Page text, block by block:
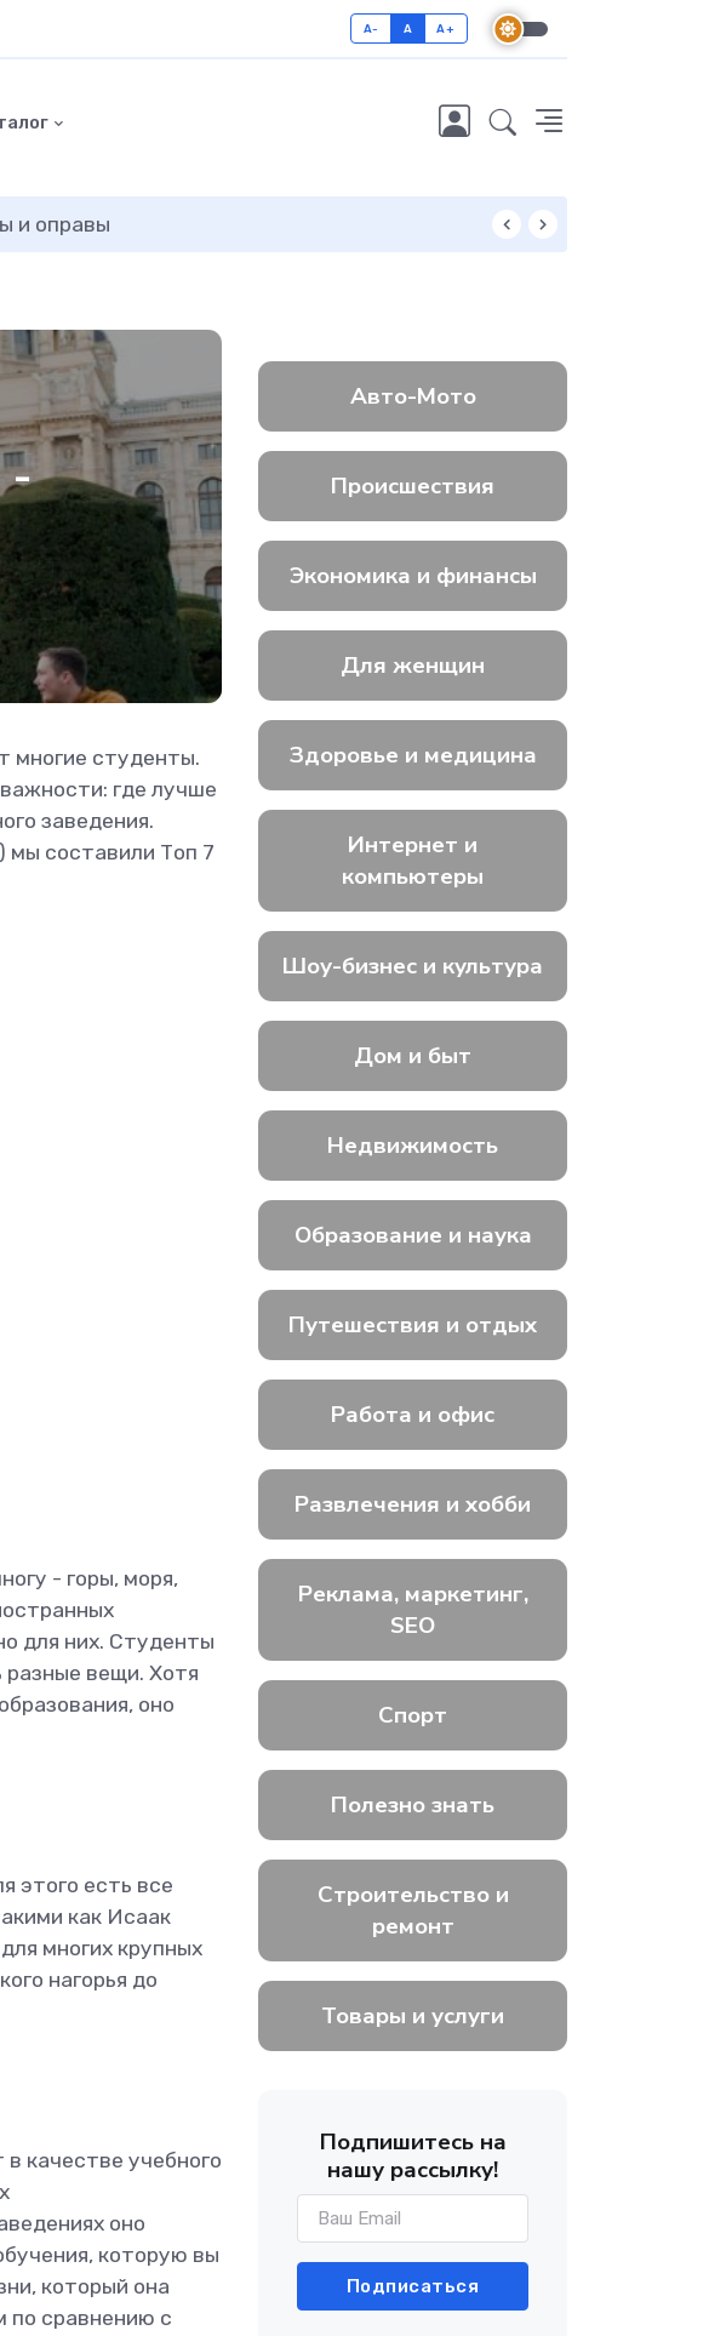
A- A A+
и оправы
-
многие студенты.
где лучше
заведения.
) мы составили Топ 7
- горы, моря,
для них. Студенты
вещи. Хотя
оно
этого есть все
как Исаак
многих крупных
нагорья до
качестве учебного
оно
которую вы
который она
по сравнению с
Авто-Мото
Происшествия
Экономика и финансы
Для женщин
Здоровье и медицина
Интернет и
компьютеры
Шоу-бизнес и культура
Дом и быт
Недвижимость
Образование и наука
Путешествия и отдых
Работа и офис
Развлечения и хобби
Реклама, маркетинг,
SEO
Спорт
Полезно знать
Строительство и
ремонт
Товары и услуги
Подпишитесь на
нашу рассылку!
Подписаться